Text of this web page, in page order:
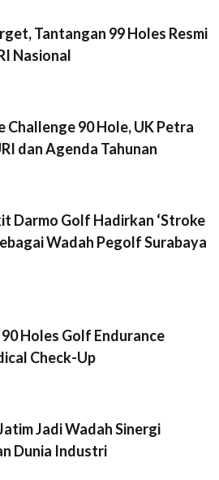
Tantangan 99 Holes Resmi
Nasional
Challenge 90 Hole, UK Petra
dan Agenda Tahunan
Darmo Golf Hadirkan ‘Stroke
Wadah Pegolf Surabaya
Holes Golf Endurance
Check-Up
Jadi Wadah Sinergi
Dunia Industri